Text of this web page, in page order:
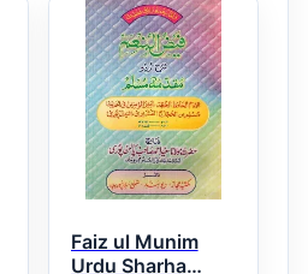
Faiz ul Munim
Urdu Sharha